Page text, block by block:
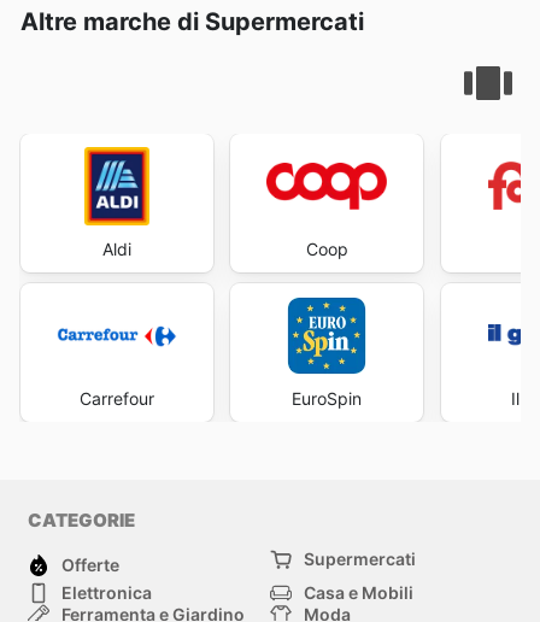
Altre marche di Supermercati
Aldi
Carrefour
Coop
EuroSpin Il
CATEGORIE
Offerte
Supermercati
Elettronica
Casa e Mobili
Ferramenta e Giardino
Moda